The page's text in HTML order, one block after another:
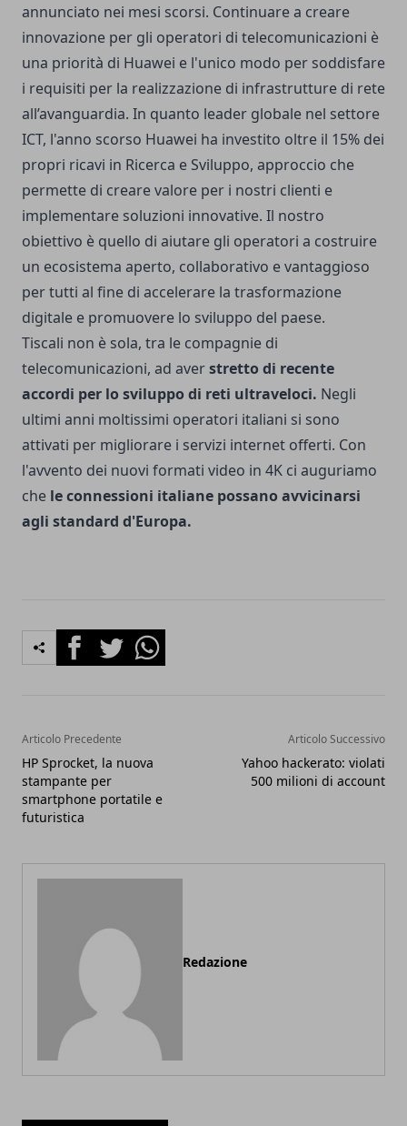
annunciato nei mesi scorsi. Continuare a creare
innovazione per gli operatori di telecomunicazioni è
una priorità di Huawei e l'unico modo per soddisfare
i requisiti per la realizzazione di infrastrutture di rete
all’avanguardia. In quanto leader globale nel settore
ICT, l'anno scorso Huawei ha investito oltre il 15% dei
propri ricavi in Ricerca e Sviluppo, approccio che
permette di creare valore per i nostri clienti e
implementare soluzioni innovative. Il nostro
obiettivo è quello di aiutare gli operatori a costruire
un ecosistema aperto, collaborativo e vantaggioso
per tutti al fine di accelerare la trasformazione
digitale e promuovere lo sviluppo del paese.
Tiscali non è sola, tra le compagnie di
telecomunicazioni, ad averstretto di recente
accordi per lo sviluppo di reti ultraveloci. Negli
ultimi anni moltissimi operatori italiani si sono
attivati per migliorare i servizi internet offerti. Con
l'avvento dei nuovi formati video in 4K ci auguriamo
che le connessioni italiane possano avvicinarsi
agli standard d'Europa.
FacebookTwitterWhatsapp
Articolo Precedente
HP Sprocket, la nuova
stampante per
smartphone portatile e
futuristica
Articolo Successivo
Yahoo hackerato: violati
500 milioni di account
Redazione